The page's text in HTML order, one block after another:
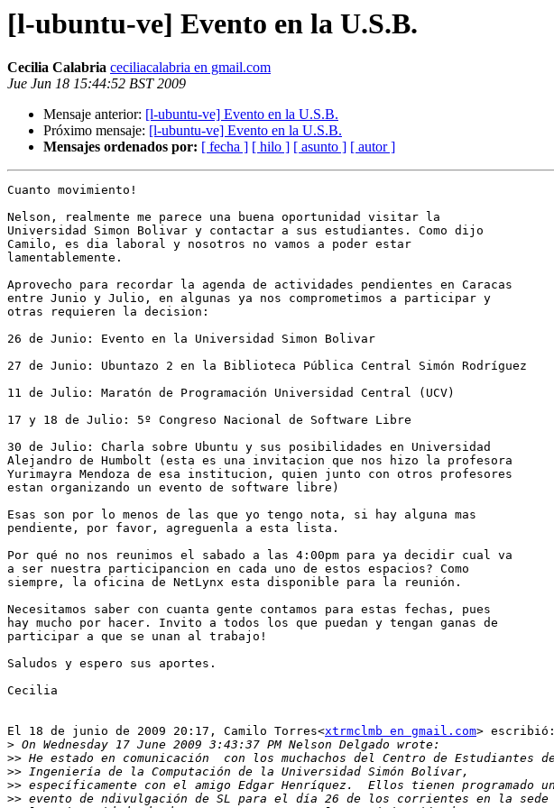
[l-ubuntu-ve] Evento en la U.S.B.
Cecilia Calabria ceciliacalabria en gmail.com
Jue Jun 18 15:44:52 BST 2009
Mensaje anterior: [l-ubuntu-ve] Evento en la U.S.B.
Próximo mensaje: [l-ubuntu-ve] Evento en la U.S.B.
Mensajes ordenados por: [ fecha ] [ hilo ] [ asunto ] [ autor ]
Cuanto movimiento!
Nelson, realmente me parece una buena oportunidad visitar la
Universidad Simon Bolivar y contactar a sus estudiantes. Como dijo
Camilo, es dia laboral y nosotros no vamos a poder estar
lamentablemente.
Aprovecho para recordar la agenda de actividades pendientes en Caracas
entre Junio y Julio, en algunas ya nos comprometimos a participar y
otras requieren la decision:
26 de Junio: Evento en la Universidad Simon Bolivar
27 de Junio: Ubuntazo 2 en la Biblioteca Pública Central Simón Rodríguez
11 de Julio: Maratón de Programación Universidad Central (UCV)
17 y 18 de Julio: 5º Congreso Nacional de Software Libre
30 de Julio: Charla sobre Ubuntu y sus posibilidades en Universidad
Alejandro de Humbolt (esta es una invitacion que nos hizo la profesora
Yurimayra Mendoza de esa institucion, quien junto con otros profesores
estan organizando un evento de software libre)
Esas son por lo menos de las que yo tengo nota, si hay alguna mas
pendiente, por favor, agreguenla a esta lista.
Por qué no nos reunimos el sabado a las 4:00pm para ya decidir cual va
a ser nuestra participancion en cada uno de estos espacios? Como
siempre, la oficina de NetLynx esta disponible para la reunión.
Necesitamos saber con cuanta gente contamos para estas fechas, pues
hay mucho por hacer. Invito a todos los que puedan y tengan ganas de
participar a que se unan al trabajo!
Saludos y espero sus aportes.
Cecilia
El 18 de junio de 2009 20:17, Camilo Torres<xtrmclmb en gmail.com> escribió:
>
>>
>>
>>
>>